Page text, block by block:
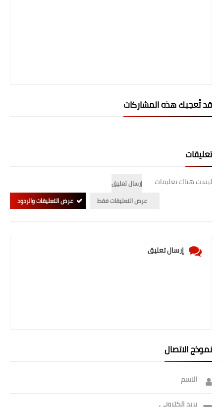
قد تُعجبك هذه المشاركات
تعليقات
ليست هناك تعليقات
إرسال تعليق
عرض التعليقات فقط
عرض التعليقات والردود
إرسال تعليق
نموذج الاتصال
الاسم
بريد إلكتروني